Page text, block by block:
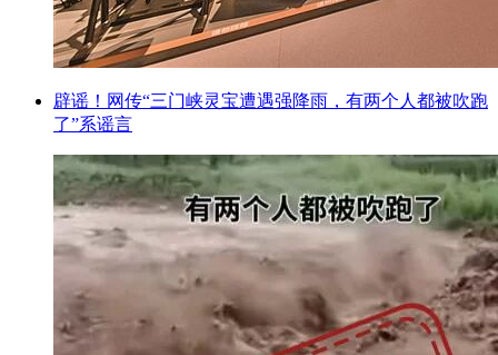
辟谣！网传“三门峡灵宝遭遇强降雨，有两个人都被吹跑
了”系谣言